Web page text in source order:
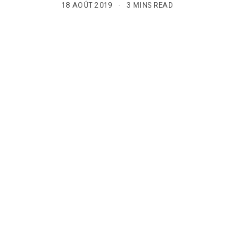
18 AOÛT 2019 3 MINS READ